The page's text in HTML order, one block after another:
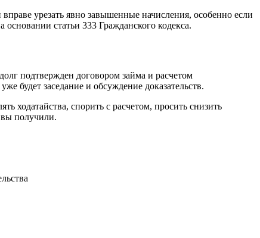
урезать явно завышенные начисления, особенно если
статьи 333 Гражданского кодекса.
подтвержден договором займа и расчетом
будет заседание и обсуждение доказательств.
ходатайства, спорить с расчетом, просить снизить
вы получили.